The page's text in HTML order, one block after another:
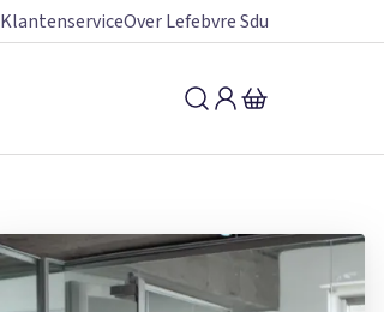
KlantenserviceOver Lefebvre Sdu